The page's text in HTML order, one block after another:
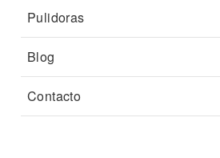
Pulidoras
Blog
Contacto